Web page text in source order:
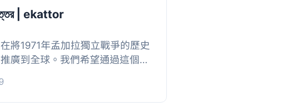
| ekattor
將1971年孟加拉獨立戰爭的歷史
廣到全球。我們希望通過這個小
的孟加拉獨立戰...